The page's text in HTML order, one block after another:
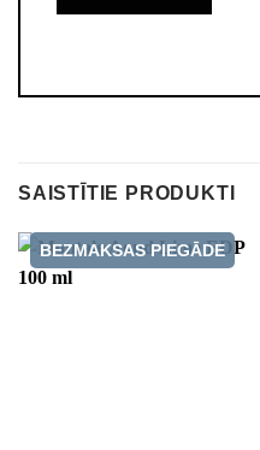
SAISTĪTIE PRODUKTI
BEZMAKSAS PIEGĀDE